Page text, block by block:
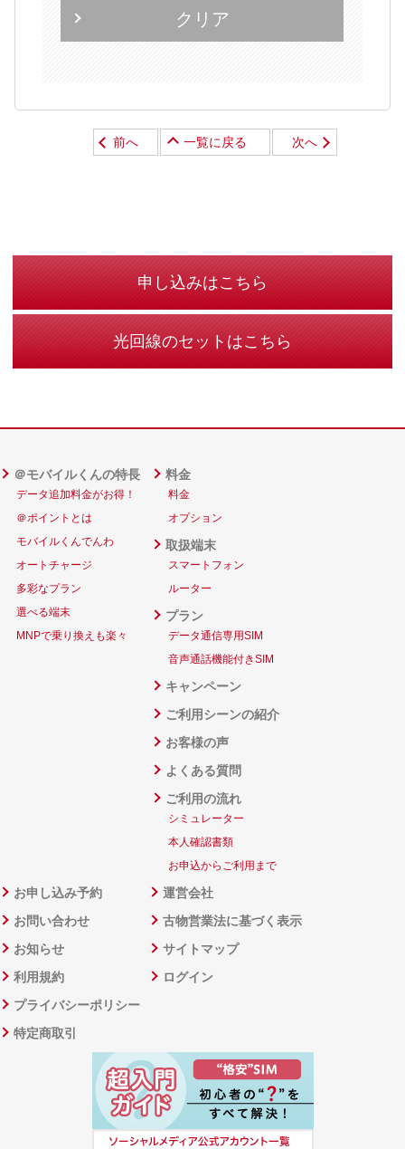
クリア
前へ 一覧に戻る 次へ
申し込みはこちら
光回線のセットはこちら
＠モバイルくんの特長
データ追加料金がお得！
＠ポイントとは
モバイルくんでんわ
オートチャージ
多彩なプラン
選べる端末
MNPで乗り換えも楽々
料金
料金
オプション
取扱端末
スマートフォン
ルーター
プラン
データ通信専用SIM
音声通話機能付きSIM
キャンペーン
ご利用シーンの紹介
お客様の声
よくある質問
ご利用の流れ
シミュレーター
本人確認書類
お申込からご利用まで
お申し込み予約
お問い合わせ
お知らせ
利用規約
プライバシーポリシー
特定商取引
運営会社
古物営業法に基づく表示
サイトマップ
ログイン